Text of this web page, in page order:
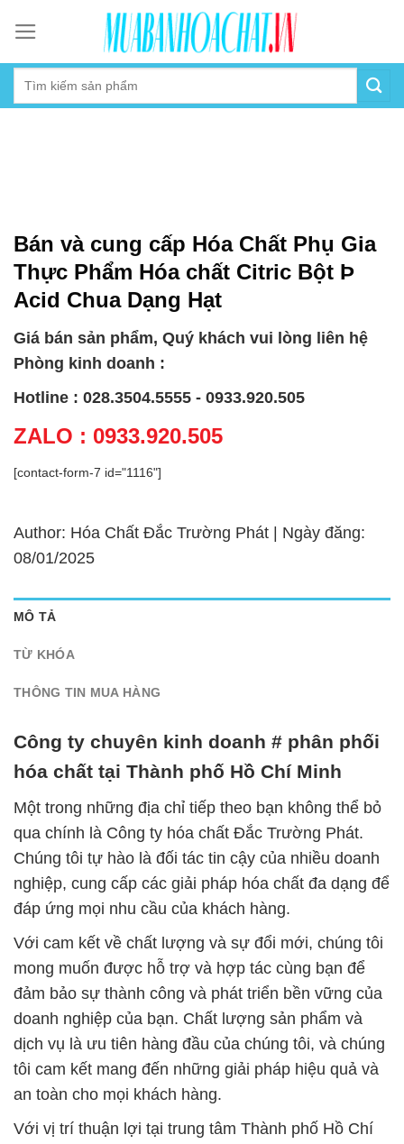
content
Bán và cung cấp Hóa Chất Phụ Gia
Thực Phẩm Hóa chất Citric Bột Þ
Acid Chua Dạng Hạt
Giá bán sản phẩm, Quý khách vui lòng liên hệ
Phòng kinh doanh :
Hotline : 028.3504.5555 - 0933.920.505
ZALO : 0933.920.505
[contact-form-7 id="1116"]
Author: Hóa Chất Đắc Trường Phát | Ngày đăng:
08/01/2025
MÔ TẢ
TỪ KHÓA
THÔNG TIN MUA HÀNG
Công ty chuyên kinh doanh # phân phối
hóa chất tại Thành phố Hồ Chí Minh
Một trong những địa chỉ tiếp theo bạn không thể bỏ
qua chính là Công ty hóa chất Đắc Trường Phát.
Chúng tôi tự hào là đối tác tin cậy của nhiều doanh
nghiệp, cung cấp các giải pháp hóa chất đa dạng để
đáp ứng mọi nhu cầu của khách hàng.
Với cam kết về chất lượng và sự đổi mới, chúng tôi
mong muốn được hỗ trợ và hợp tác cùng bạn để
đảm bảo sự thành công và phát triển bền vững của
doanh nghiệp của bạn. Chất lượng sản phẩm và
dịch vụ là ưu tiên hàng đầu của chúng tôi, và chúng
tôi cam kết mang đến những giải pháp hiệu quả và
an toàn cho mọi khách hàng.
Với vị trí thuận lợi tại trung tâm Thành phố Hồ Chí